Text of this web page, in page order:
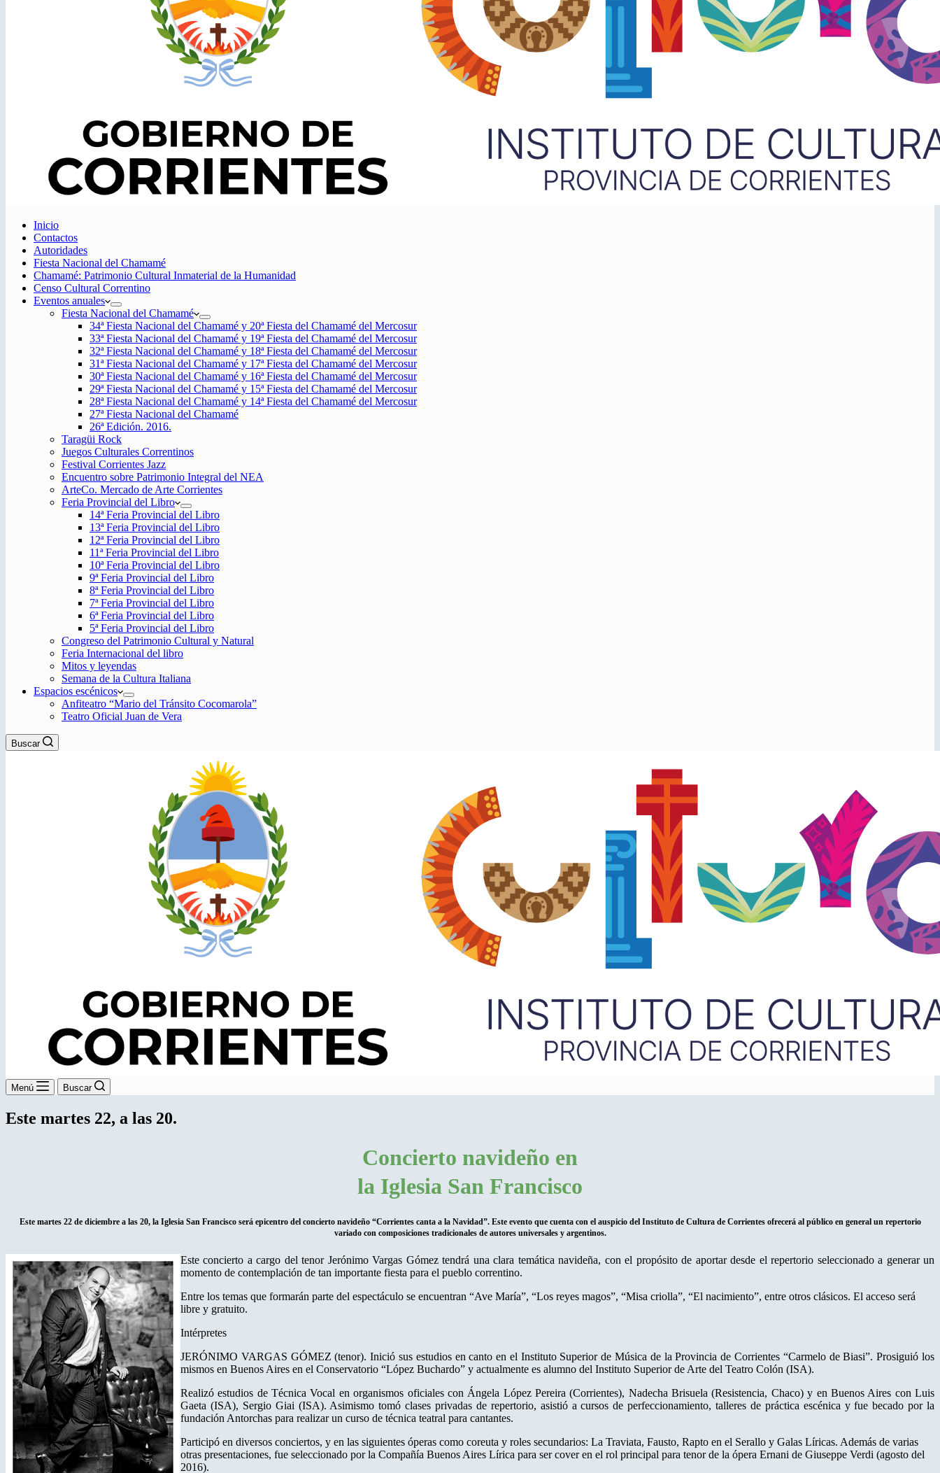
Inicio
Contactos
Autoridades
Fiesta Nacional del Chamamé
Chamamé: Patrimonio Cultural Inmaterial de la Humanidad
Censo Cultural Correntino
Eventos anuales
Fiesta Nacional del Chamamé
34ª Fiesta Nacional del Chamamé y 20ª Fiesta del Chamamé del Mercosur
33ª Fiesta Nacional del Chamamé y 19ª Fiesta del Chamamé del Mercosur
32ª Fiesta Nacional del Chamamé y 18ª Fiesta del Chamamé del Mercosur
31ª Fiesta Nacional del Chamamé y 17ª Fiesta del Chamamé del Mercosur
30ª Fiesta Nacional del Chamamé y 16ª Fiesta del Chamamé del Mercosur
29ª Fiesta Nacional del Chamamé y 15ª Fiesta del Chamamé del Mercosur
28ª Fiesta Nacional del Chamamé y 14ª Fiesta del Chamamé del Mercosur
27ª Fiesta Nacional del Chamamé
26ª Edición. 2016.
Taragüi Rock
Juegos Culturales Correntinos
Festival Corrientes Jazz
Encuentro sobre Patrimonio Integral del NEA
ArteCo. Mercado de Arte Corrientes
Feria Provincial del Libro
14ª Feria Provincial del Libro
13ª Feria Provincial del Libro
12ª Feria Provincial del Libro
11ª Feria Provincial del Libro
10ª Feria Provincial del Libro
9ª Feria Provincial del Libro
8ª Feria Provincial del Libro
7ª Feria Provincial del Libro
6ª Feria Provincial del Libro
5ª Feria Provincial del Libro
Congreso del Patrimonio Cultural y Natural
Feria Internacional del libro
Mitos y leyendas
Semana de la Cultura Italiana
Espacios escénicos
Anfiteatro “Mario del Tránsito Cocomarola”
Teatro Oficial Juan de Vera
Buscar
Menú Buscar
Este martes 22, a las 20.
Concierto navideño en
la Iglesia San Francisco
Este martes 22 de diciembre a las 20, la Iglesia San Francisco será epicentro del concierto navideño “Corrientes canta a la Navidad”. Este evento que cuenta con el auspicio del Instituto de Cultura de Corrientes ofrecerá al público en general un repertorio
variado con composiciones tradicionales de autores universales y argentinos.
Este concierto a cargo del tenor Jerónimo Vargas Gómez tendrá una clara temática navideña, con el propósito de aportar desde el repertorio seleccionado a generar un
momento de contemplación de tan importante fiesta para el pueblo correntino.
Entre los temas que formarán parte del espectáculo se encuentran “Ave María”, “Los reyes magos”, “Misa criolla”, “El nacimiento”, entre otros clásicos. El acceso será
libre y gratuito.
Intérpretes
JERÓNIMO VARGAS GÓMEZ (tenor). Inició sus estudios en canto en el Instituto Superior de Música de la Provincia de Corrientes “Carmelo de Biasi”. Prosiguió los
mismos en Buenos Aires en el Conservatorio “López Buchardo” y actualmente es alumno del Instituto Superior de Arte del Teatro Colón (ISA).
Realizó estudios de Técnica Vocal en organismos oficiales con Ángela López Pereira (Corrientes), Nadecha Brisuela (Resistencia, Chaco) y en Buenos Aires con Luis
Gaeta (ISA), Sergio Giai (ISA). Asimismo tomó clases privadas de repertorio, asistió a cursos de perfeccionamiento, talleres de práctica escénica y fue becado por la
fundación Antorchas para realizar un curso de técnica teatral para cantantes.
Participó en diversos conciertos, y en las siguientes óperas como coreuta y roles secundarios: La Traviata, Fausto, Rapto en el Serallo y Galas Líricas. Además de varias
otras presentaciones, fue seleccionado por la Compañía Buenos Aires Lírica para ser cover en el rol principal para tenor de la ópera Ernani de Giuseppe Verdi (agosto del
2016).